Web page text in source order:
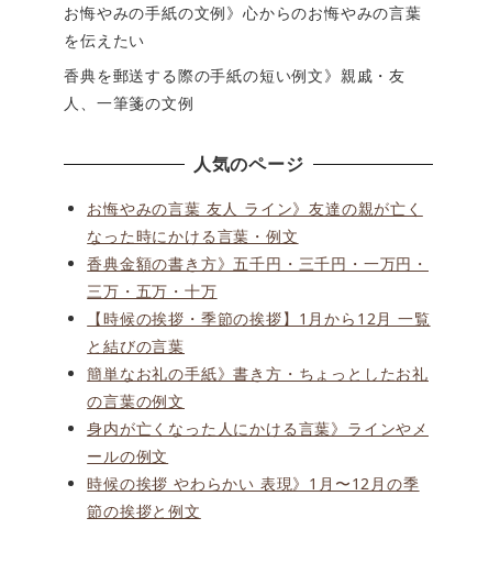
お悔やみの手紙の文例》心からのお悔やみの言葉
を伝えたい
香典を郵送する際の手紙の短い例文》親戚・友
人、一筆箋の文例
人気のページ
お悔やみの言葉 友人 ライン》友達の親が亡く
なった時にかける言葉・例文
香典金額の書き方》五千円・三千円・一万円・
三万・五万・十万
【時候の挨拶・季節の挨拶】1月から12月 一覧
と結びの言葉
簡単なお礼の手紙》書き方・ちょっとしたお礼
の言葉の例文
身内が亡くなった人にかける言葉》ラインやメ
ールの例文
時候の挨拶 やわらかい 表現》1月〜12月の季
節の挨拶と例文